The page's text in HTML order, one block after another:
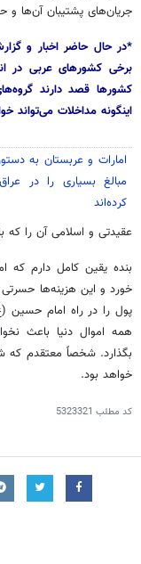
جریان‌های پشتیبان آن‌ها و
*در حال حاضر اخبار و
برخی کشورهای عربی در
کشورها قصد دارند
اینگونه مداخلات می‌تواند
امارات و عربستان به
مبالغ بسیاری را در
کرده‌اند
عقیدتی و اسلامی آن را که
بنده یقین کامل دارم
خورد و این هزینه‌ها حسرتی
پول را در راه امام حسین (
همه اموال دنیا باعث
بگذارد. شخصاً معتقدم که
خواهد بود.
کد مطلب 5323321